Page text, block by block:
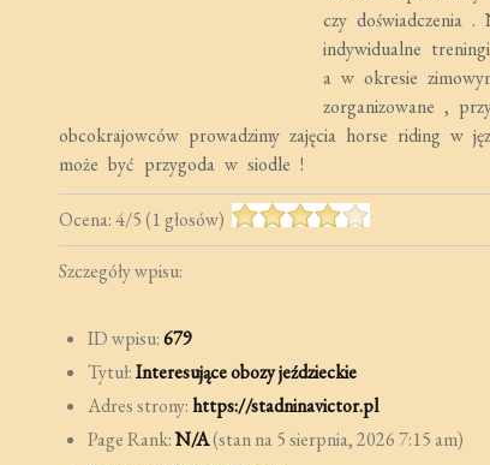
czy doświadczenia
indywidualne
a w okresie
zorganizowane ,
obcokrajowców prowadzimy zajęcia horse riding w
może być przygoda w siodle !
Ocena:4/5(1głosów)
Szczegóły wpisu:
ID wpisu:679
Tytuł:Interesujące obozy jeździeckie
Adres strony:https://stadninavictor.pl
Page Rank:N/A(stan na 5 sierpnia, 2026 7:15 am)